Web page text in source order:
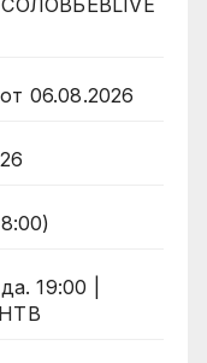
06.08.2026
19:00 |